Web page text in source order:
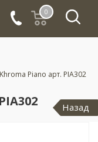
0
Khroma Piano арт. PIA302
Назад